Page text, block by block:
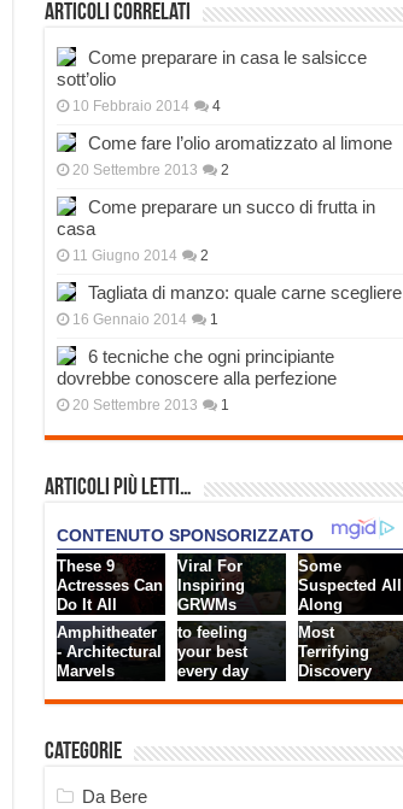
Articoli correlati
Come preparare in casa le salsicce
sott’olio
10 Febbraio 2014 4
Come fare l’olio aromatizzato al limone
20 Settembre 2013 2
Come preparare un succo di frutta in
casa
11 Giugno 2014 2
Tagliata di manzo: quale carne scegliere
16 Gennaio 2014 1
6 tecniche che ogni principiante
dovrebbe conoscere alla perfezione
20 Settembre 2013 1
Articoli più Letti…
Categorie
Da Bere